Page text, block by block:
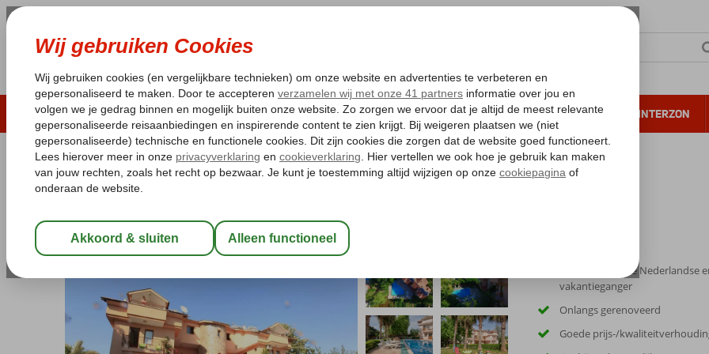
LAST MINUTE ZOMER 2026 ZONVAKANTIE VERRE REIZEN ALL INCLUSIVE WINTERZON
Pakketgarantie Laagsteprijsgarantie* Gratis annuleren*
Home
Turkije Egeische kust
Meryem Ana Aparthotel
Logies-Aparthotel
Geliefd onder de Nederlandse
vakantieganger
Onlangs gerenoveerd
Goede prijs-/